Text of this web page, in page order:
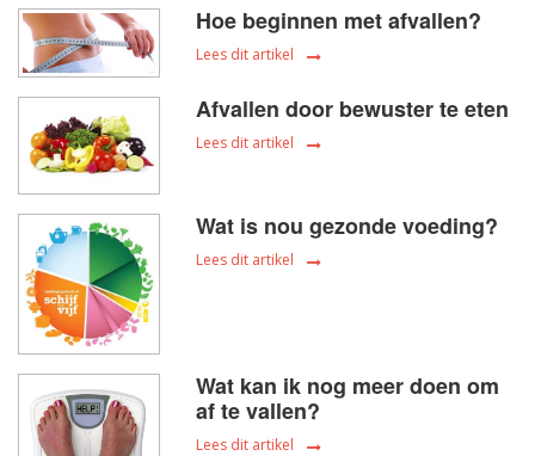
Hoe beginnen met afvallen?
Lees dit artikel
Afvallen door bewuster te eten
Lees dit artikel
Wat is nou gezonde voeding?
Lees dit artikel
Wat kan ik nog meer doen om
af te vallen?
Lees dit artikel